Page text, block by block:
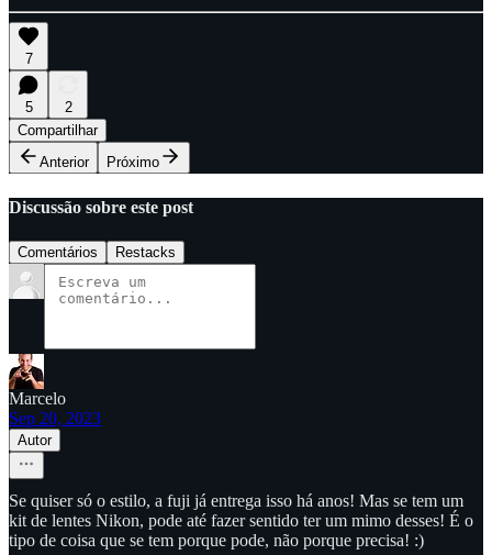
7
5
2
Compartilhar
Anterior
Próximo
Discussão sobre este post
Comentários Restacks
Marcelo
Sep 20, 2023
Autor
Se quiser só o estilo, a fuji já entrega isso há anos! Mas se tem um
kit de lentes Nikon, pode até fazer sentido ter um mimo desses! É o
tipo de coisa que se tem porque pode, não porque precisa! :)